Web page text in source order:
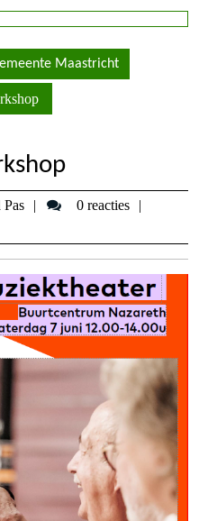
Maastricht
Richard0 reacties